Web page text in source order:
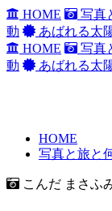
HOME 写真
動
あばれる太
HOME
写真
動
あばれる太
HOME
写真と旅と
こんだ まさふ